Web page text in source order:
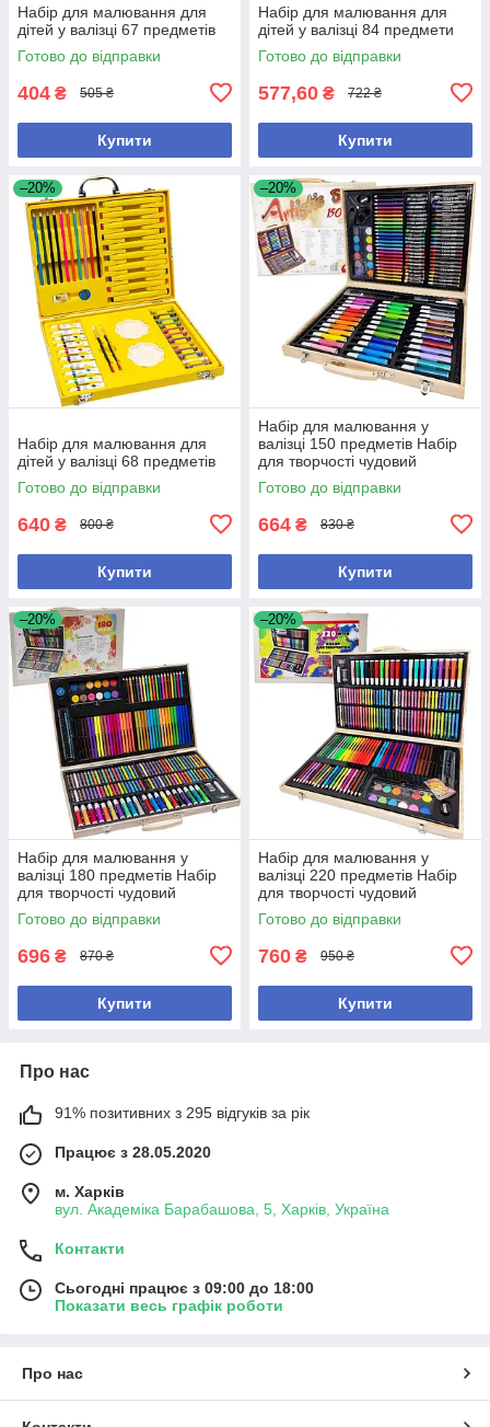
Набір для малювання для
дітей у валізці 67 предметів
Готово до відправки
404 ₴ 505 ₴
Купити
Набір для малювання для
дітей у валізці 84 предмети
Готово до відправки
577,60 ₴ 722 ₴
Купити
–20%
Набір для малювання для
дітей у валізці 68 предметів
Готово до відправки
640 ₴ 800 ₴
Купити
–20%
Набір для малювання у
валізці 150 предметів Набір
для творчості чудовий
подарунок для дитини
Готово до відправки
664 ₴ 830 ₴
Купити
–20%
Набір для малювання у
валізці 180 предметів Набір
для творчості чудовий
подарунок для дитини.
Готово до відправки
696 ₴ 870 ₴
Купити
–20%
Набір для малювання у
валізці 220 предметів Набір
для творчості чудовий
подарунок для дитини
Готово до відправки
760 ₴ 950 ₴
Купити
Про нас
91% позитивних з 295 відгуків за рік
Працює з 28.05.2020
м. Харків
вул. Академіка Барабашова, 5, Харків, Україна
Контакти
Сьогодні працює з 09:00 до 18:00
Показати весь графік роботи
Про нас